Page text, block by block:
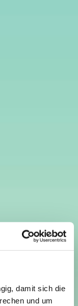
damit sich die
und um